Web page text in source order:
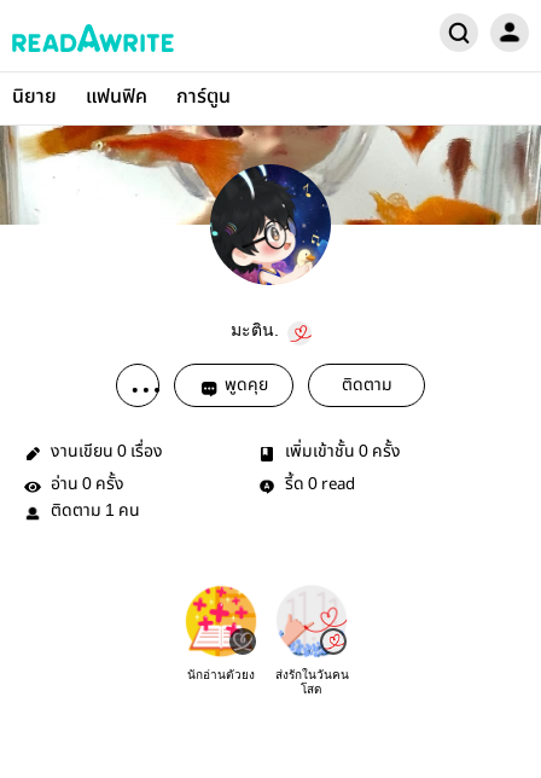
นิยาย แฟนฟิค การ์ตูน
มะติน.
พูดคุย ติดตาม
งานเขียน 0 เรื่อง เพิ่มเข้าชั้น 0 ครั้ง
อ่าน 0 ครั้ง รี้ด 0 read
ติดตาม 1 คน
นักอ่านตัวยง
ส่งรักในวันคน
โสด